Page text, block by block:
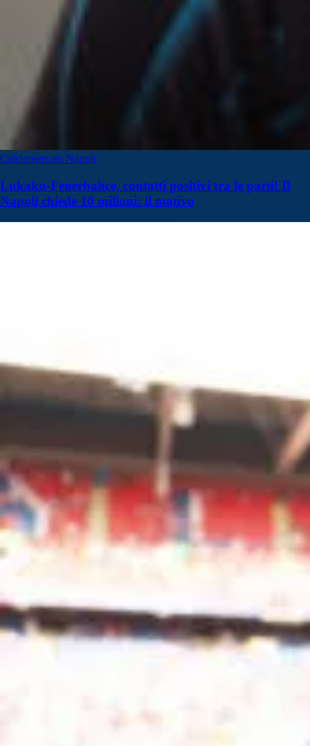
Calciomercato Napoli
Lukaku-Fenerbahce, contatti positivi tra le parti! Il
Napoli chiede 10 milioni: il motivo